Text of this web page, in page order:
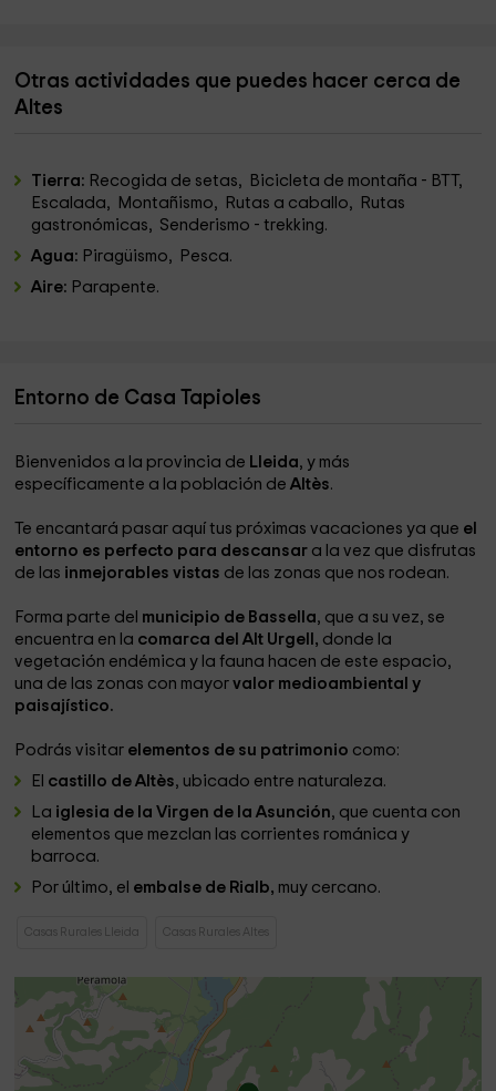
Otras actividades que puedes hacer cerca de
Altes
Tierra: Recogida de setas, Bicicleta de montaña - BTT,
Escalada, Montañismo, Rutas a caballo, Rutas
gastronómicas, Senderismo - trekking.
Agua: Piragüismo, Pesca.
Aire: Parapente.
Entorno de Casa Tapioles
Bienvenidos a la provincia de Lleida, y más
específicamente a la población deAltès.
Te encantará pasar aquí tus próximas vacaciones ya que el
entorno es perfecto para descansar a la vez que disfrutas
de las inmejorables vistas de las zonas que nos rodean.
Forma parte del municipio de Bassella, que a su vez, se
encuentra en la comarca del Alt Urgell, donde la
vegetación endémica y la fauna hacen de este espacio,
una de las zonas con mayorvalor medioambiental y
paisajístico.
Podrás visitar elementos de su patrimonio como:
El castillo de Altès, ubicado entre naturaleza.
La iglesia de la Virgen de la Asunción, que cuenta con
elementos que mezclan las corrientes románica y
barroca.
Por último, el embalse de Rialb, muy cercano.
Casas Rurales Lleida Casas Rurales Altes